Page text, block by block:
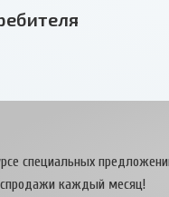
специальных
каждый месяц!